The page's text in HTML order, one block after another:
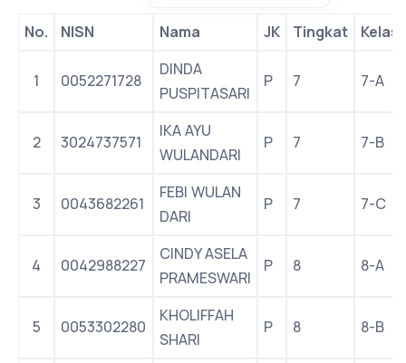
No. NISN Nama JK Tingkat Kelas
1 0052271728
DINDA
PUSPITASARI
P 7 7-A
2 3024737571
IKA AYU
WULANDARI
P 7 7-B
3 0043682261
FEBI WULAN
DARI
P 7 7-C
4 0042988227
CINDY ASELA
PRAMESWARI
P 8 8-A
5 0053302280
KHOLIFFAH
SHARI
P 8 8-B